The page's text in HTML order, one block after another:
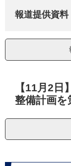
報道提供資料
【11月2日
整備計画を